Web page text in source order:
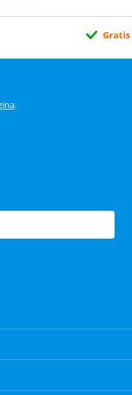
Gratis
.